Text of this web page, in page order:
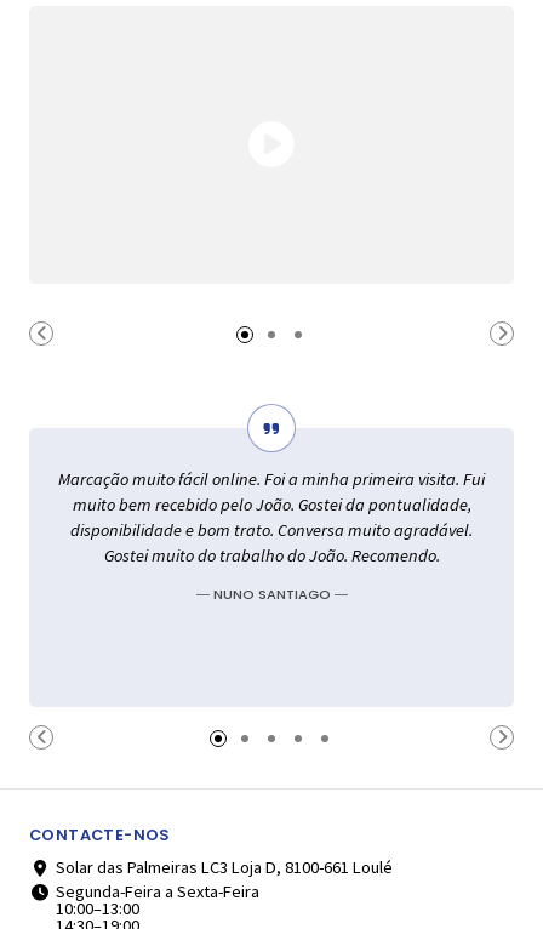
Marcação muito fácil online. Foi a minha primeira visita. Fui
muito bem recebido pelo João. Gostei da pontualidade,
disponibilidade e bom trato. Conversa muito agradável.
Gostei muito do trabalho do João. Recomendo.
― NUNO SANTIAGO ―
CONTACTE-NOS
Solar das Palmeiras LC3 Loja D, 8100-661 Loulé
Segunda-Feira a Sexta-Feira
10:00–13:00